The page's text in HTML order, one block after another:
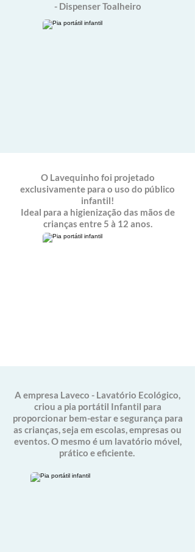
- Dispenser Toalheiro
O Lavequinho foi projetado
exclusivamente para o uso do público
infantil!
Ideal para a higienização das mãos de
crianças entre 5 à 12 anos.
A empresa Laveco - Lavatório Ecológico,
criou a pia portátil Infantil para
proporcionar bem-estar e segurança para
as crianças, seja em escolas, empresas ou
eventos. O mesmo é um lavatório móvel,
prático e eficiente.